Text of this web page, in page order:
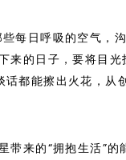
每日呼吸的空气，沟
来的日子，要将目光
都能擦出火花，从
带来的“拥抱生活”的